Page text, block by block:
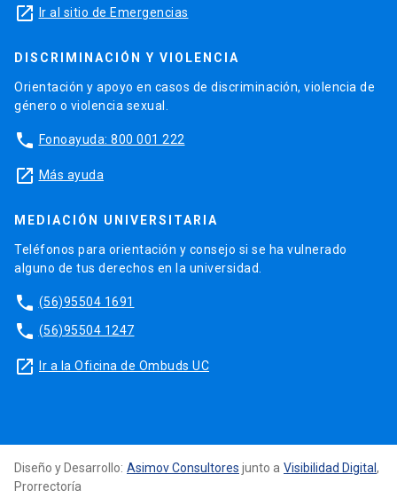
launch Ir al sitio de Emergencias
DISCRIMINACIÓN Y VIOLENCIA
Orientación y apoyo en casos de discriminación, violencia de
género o violencia sexual.
phone Fonoayuda: 800 001 222
launch Más ayuda
MEDIACIÓN UNIVERSITARIA
Teléfonos para orientación y consejo si se ha vulnerado
alguno de tus derechos en la universidad.
phone (56)95504 1691
phone (56)95504 1247
launch Ir a la Oficina de Ombuds UC
Diseño y Desarrollo: Asimov Consultores junto a Visibilidad Digital ,
Prorrectoría